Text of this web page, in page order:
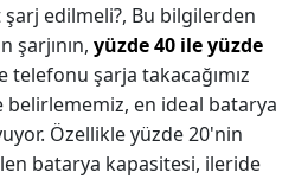
edilmeli?, Bu bilgilerden
şarjının, yüzde 40 ile yüzde
telefonu şarja takacağımız
belirlememiz, en ideal batarya
Özellikle yüzde 20'nin
batarya kapasitesi, ileride